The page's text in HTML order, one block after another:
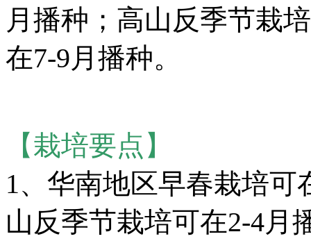
月播种；高山反季节栽
在7-9月播种。
【栽培要点】
1、华南地区早春栽培可
山反季节栽培可在2-4月